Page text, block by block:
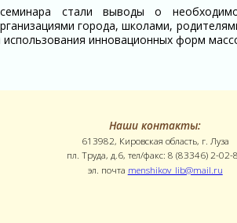
стали выводы о
города, школами,
использования инновационных форм
Наши контакты:
613982, Кировская область, г. Луза
пл. Труда, д.6, тел/факс: 8 (83346) 2-02-
эл. почта menshikov_lib@mail.ru